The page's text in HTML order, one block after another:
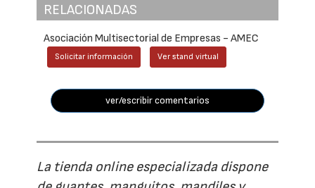
RELACIONADAS
Asociación Multisectorial de Empresas - AMEC
Solicitar información Ver stand virtual
ver/escribir comentarios
La tienda online especializada dispone